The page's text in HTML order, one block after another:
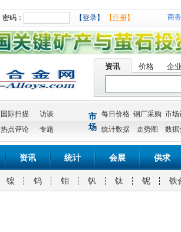
密码： 【登录】 【注册】 商
资讯 价格 企
国际扫描
访谈
热点评论 专题
市
场
每日价格 钢厂采购 市场
统计数据
走势图 数据
资讯 统计 会展 供求
镍 钨 钼 钒 钛 铌 铁